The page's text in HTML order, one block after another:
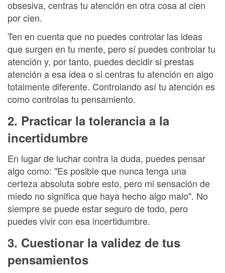
obsesiva, centras tu atención en otra cosa al cien
por cien.
Ten en cuenta que no puedes controlar las ideas
que surgen en tu mente, pero sí puedes controlar tu
atención y, por tanto, puedes decidir si prestas
atención a esa idea o si centras tu atención en algo
totalmente diferente. Controlando así tu atención es
como controlas tu pensamiento.
2. Practicar la tolerancia a la
incertidumbre
En lugar de luchar contra la duda, puedes pensar
algo como: "Es posible que nunca tenga una
certeza absoluta sobre esto, pero mi sensación de
miedo no significa que haya hecho algo malo". No
siempre se puede estar seguro de todo, pero
puedes vivir con esa incertidumbre.
3. Cuestionar la validez de tus
pensamientos